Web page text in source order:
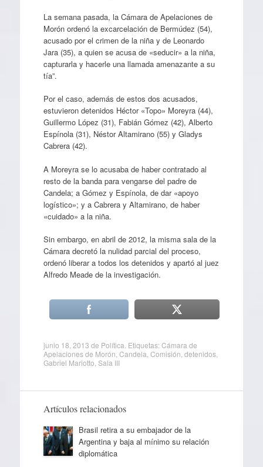
La semana pasada, la Cámara de Apelaciones de
Morón ordenó la excarcelación de Bermúdez (54),
acusado por el crimen de la niña y de Leonardo
Jara (35), a quien se acusa de «seducir» a la niña,
capturarla y hacerle una llamada amenazante a su
tía”.
Por el caso, además de estos dos acusados,
estuvieron detenidos Héctor «Topo» Moreyra (44),
Guillermo López (31), Fabián Gómez (42), Alberto
Espínola (31), Néstor Altamirano (55) y Gladys
Cabrera (42).
A Moreyra se lo acusaba de haber contratado al
resto de la banda para vengarse del padre de
Candela; a Gómez y Espínola, de dar «apoyo
logístico»; y a Cabrera y Altamirano, de haber
«cuidado» a la niña.
Sin embargo, en abril de 2012, la misma sala de la
Cámara decretó la nulidad parcial del proceso,
ordenó liberar a todos los detenidos y apartó al juez
Alfredo Meade de la investigación.
junio 18, 2013 de Política. Etiquetas:Cámara de
Apelaciones de Morón,Candela,Comisión,detenidos,
Gabriel Mariotto,Sala III
Artículos relacionados
Brasil retira a su embajador de la
Argentina y baja al mínimo su relación
diplomática